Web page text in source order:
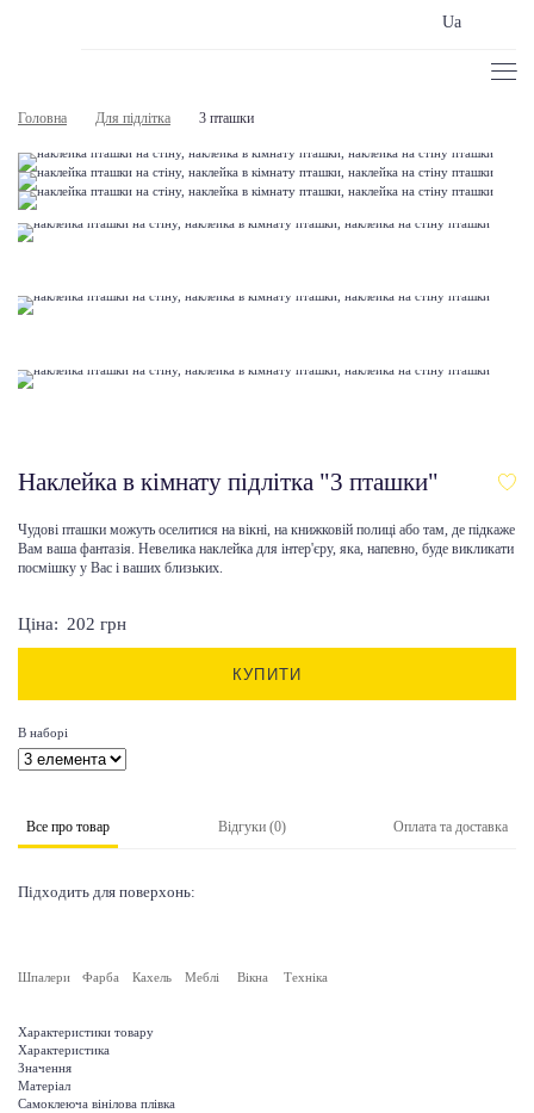
Ua
Головна Для підлітка 3 пташки
Наклейка в кімнату підлітка "3 пташки"
Чудові пташки можуть оселитися на вікні, на книжковій полиці або там, де підкаже
Вам ваша фантазія. Невелика наклейка для інтер'єру, яка, напевно, буде викликати
посмішку у Вас і ваших близьких.
Ціна: 202 грн
КУПИТИ
В наборі
Все про товар Відгуки (0) Оплата та доставка
Підходить для поверхонь:
Шпалери Фарба Кахель Меблі Вікна Техніка
Характеристики товару
Характеристика
Значення
Матеріал
Самоклеюча вінілова плівка